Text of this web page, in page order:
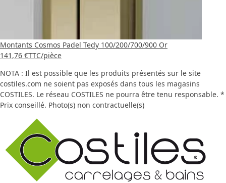
Montants Cosmos Padel Tedy 100/200/700/900 Or
141,76 €TTC/pièce
NOTA : Il est possible que les produits présentés sur le site
costiles.com ne soient pas exposés dans tous les magasins
COSTILES. Le réseau COSTILES ne pourra être tenu responsable. *
Prix conseillé. Photo(s) non contractuelle(s)